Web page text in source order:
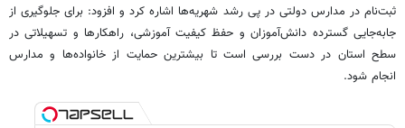
ثبت‌نام در مدارس دولتی در پی رشد شهریه‌ها اشاره کرد و افزود: برای جلوگیری از
جابه‌جایی گسترده دانش‌آموزان و حفظ کیفیت آموزشی، راهکارها و تسهیلاتی در
سطح استان در دست بررسی است تا بیشترین حمایت از خانواده‌ها و مدارس
انجام شود.